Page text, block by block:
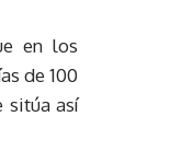
en los
de 100
sitúa así